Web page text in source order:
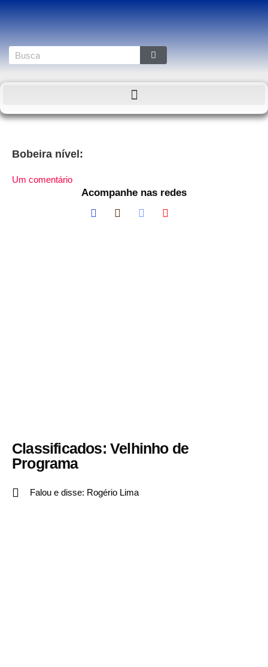
Bobeira nível:
Um comentário
Acompanhe nas redes
Classificados: Velhinho de
Programa
Falou e disse: Rogério Lima